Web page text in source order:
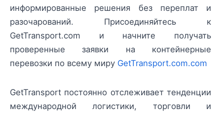
информированные решения без переплат и
разочарований. Присоединяйтесь к
GetTransport.com и начните получать
проверенные заявки на контейнерные
перевозки по всему миру GetTransport.com.com
GetTransport постоянно отслеживает тенденции
международной логистики, торговли и